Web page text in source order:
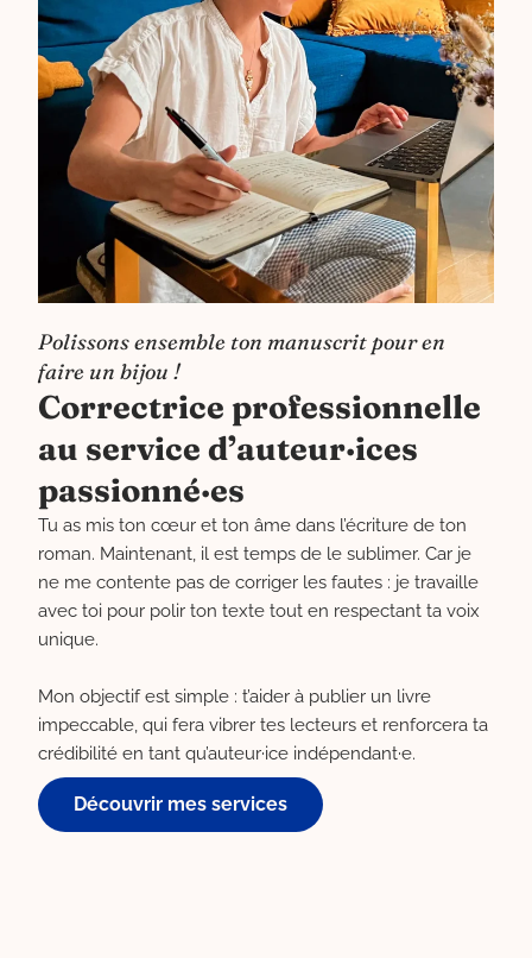
Polissons ensemble ton manuscrit pour en
faire un bijou !
Correctrice professionnelle
au service d’auteur·ices
passionné·es
Tu as mis ton cœur et ton âme dans l’écriture de ton
roman. Maintenant, il est temps de le sublimer. Car je
ne me contente pas de corriger les fautes : je travaille
avec toi pour polir ton texte tout en respectant ta voix
unique.
Mon objectif est simple : t’aider à publier un livre
impeccable, qui fera vibrer tes lecteurs et renforcera ta
crédibilité en tant qu’auteur·ice indépendant·e.
Découvrir mes services